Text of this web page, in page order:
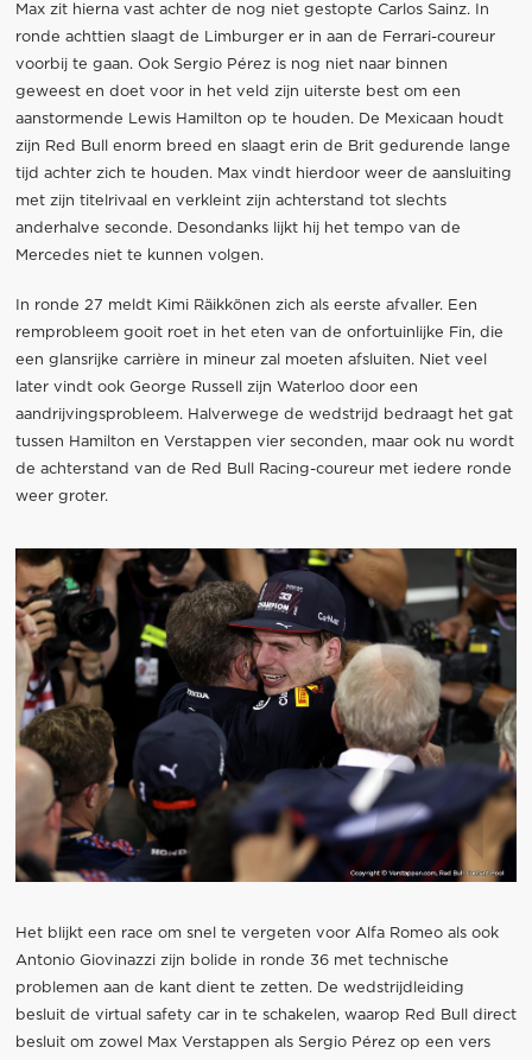
Max zit hierna vast achter de nog niet gestopte Carlos Sainz. In
ronde achttien slaagt de Limburger er in aan de Ferrari-coureur
voorbij te gaan. Ook Sergio Pérez is nog niet naar binnen
geweest en doet voor in het veld zijn uiterste best om een
aanstormende Lewis Hamilton op te houden. De Mexicaan houdt
zijn Red Bull enorm breed en slaagt erin de Brit gedurende lange
tijd achter zich te houden. Max vindt hierdoor weer de aansluiting
met zijn titelrivaal en verkleint zijn achterstand tot slechts
anderhalve seconde. Desondanks lijkt hij het tempo van de
Mercedes niet te kunnen volgen.
In ronde 27 meldt Kimi Räikkönen zich als eerste afvaller. Een
remprobleem gooit roet in het eten van de onfortuinlijke Fin, die
een glansrijke carrière in mineur zal moeten afsluiten. Niet veel
later vindt ook George Russell zijn Waterloo door een
aandrijvingsprobleem. Halverwege de wedstrijd bedraagt het gat
tussen Hamilton en Verstappen vier seconden, maar ook nu wordt
de achterstand van de Red Bull Racing-coureur met iedere ronde
weer groter.
Het blijkt een race om snel te vergeten voor Alfa Romeo als ook
Antonio Giovinazzi zijn bolide in ronde 36 met technische
problemen aan de kant dient te zetten. De wedstrijdleiding
besluit de virtual safety car in te schakelen, waarop Red Bull direct
besluit om zowel Max Verstappen als Sergio Pérez op een vers